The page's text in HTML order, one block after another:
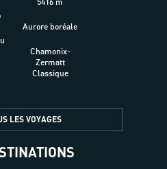
Aurore boréale
Chamonix-
Zermatt
Classique
LES VOYAGES